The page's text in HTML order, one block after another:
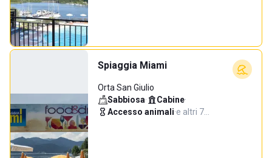
Spiaggia Miami
Orta San Giulio
Sabbiosa· Cabine·
Accesso animali·e altri 7…